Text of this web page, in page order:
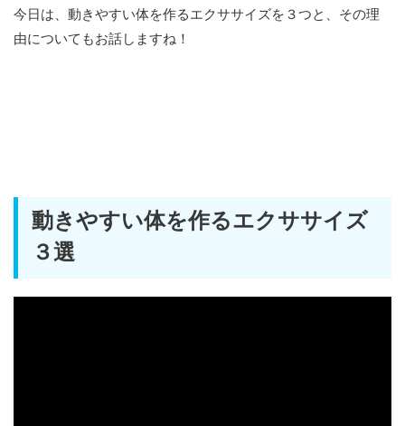
今日は、動きやすい体を作るエクササイズを３つと、その理
由についてもお話しますね！
動きやすい体を作るエクササイズ
３選